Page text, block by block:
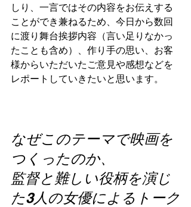
しり、一言ではその内容をお伝えする
ことができ兼ねるため、今日から数回
に渡り舞台挨拶内容（言い足りなかっ
たことも含め）、作り手の思い、お客
様からいただいたご意見や感想などを
レポートしていきたいと思います。
なぜこのテーマで映画を
つくったのか、
監督と難しい役柄を演じ
た3人の女優によるトーク